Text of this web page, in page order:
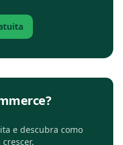
e descubra como